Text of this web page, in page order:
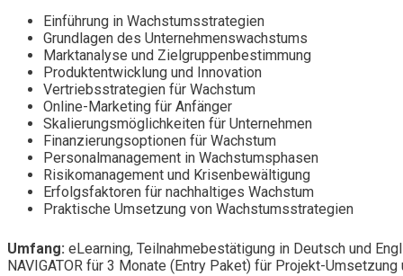
Einführung in Wachstumsstrategien
Grundlagen des Unternehmenswachstums
Marktanalyse und Zielgruppenbestimmung
Produktentwicklung und Innovation
Vertriebsstrategien für Wachstum
Online-Marketing für Anfänger
Skalierungsmöglichkeiten für Unternehmen
Finanzierungsoptionen für Wachstum
Personalmanagement in Wachstumsphasen
Risikomanagement und Krisenbewältigung
Erfolgsfaktoren für nachhaltiges Wachstum
Praktische Umsetzung von Wachstumsstrategien
Umfang: eLearning, Teilnahmebestätigung in Deutsch und
NAVIGATOR für 3 Monate (Entry Paket) für Projekt-